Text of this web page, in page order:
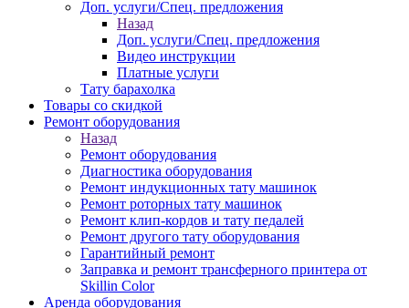
Доп. услуги/Спец. предложения
Назад
Доп. услуги/Спец. предложения
Видео инструкции
Платные услуги
Тату барахолка
Товары со скидкой
Ремонт оборудования
Назад
Ремонт оборудования
Диагностика оборудования
Ремонт индукционных тату машинок
Ремонт роторных тату машинок
Ремонт клип-кордов и тату педалей
Ремонт другого тату оборудования
Гарантийный ремонт
Заправка и ремонт трансферного принтера от
Skillin Color
Аренда оборудования